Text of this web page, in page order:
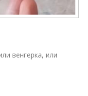
венгерка, или